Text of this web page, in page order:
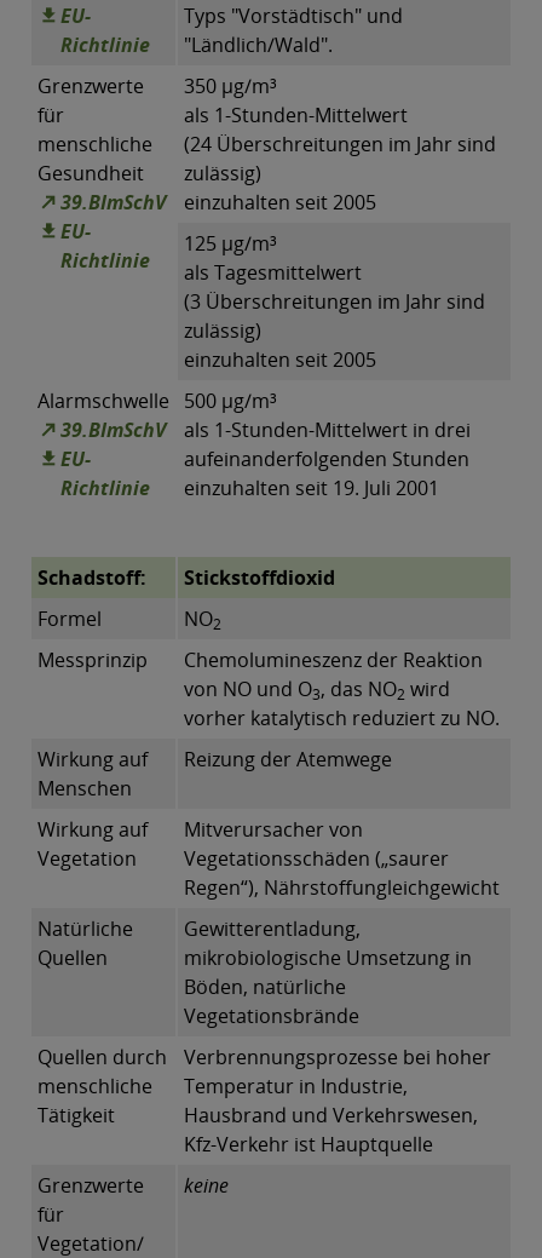
EU-
Richtlinie
Typs "Vorstädtisch" und
"Ländlich/Wald".
Grenzwerte
für
menschliche
Gesundheit
39.BImSchV
EU-
Richtlinie
350 µg/m³
als 1-Stunden-Mittelwert
(24 Überschreitungen im Jahr sind
zulässig)
einzuhalten seit 2005
125 µg/m³
als Tagesmittelwert
(3 Überschreitungen im Jahr sind
zulässig)
einzuhalten seit 2005
Alarmschwelle
39.BImSchV
EU-
Richtlinie
500 µg/m³
als 1-Stunden-Mittelwert in drei
aufeinanderfolgenden Stunden
einzuhalten seit 19. Juli 2001
Schadstoff:
Stickstoffdioxid
Formel
NO2
Messprinzip
Chemolumineszenz der Reaktion
von NO und O3, das NO2 wird
vorher katalytisch reduziert zu NO.
Wirkung auf
Menschen
Reizung der Atemwege
Wirkung auf
Vegetation
Mitverursacher von
Vegetationsschäden („saurer
Regen“), Nährstoffungleichgewicht
Natürliche
Quellen
Gewitterentladung,
mikrobiologische Umsetzung in
Böden, natürliche
Vegetationsbrände
Quellen durch
menschliche
Tätigkeit
Verbrennungsprozesse bei hoher
Temperatur in Industrie,
Hausbrand und Verkehrswesen,
Kfz-Verkehr ist Hauptquelle
Grenzwerte
für
Vegetation/
keine